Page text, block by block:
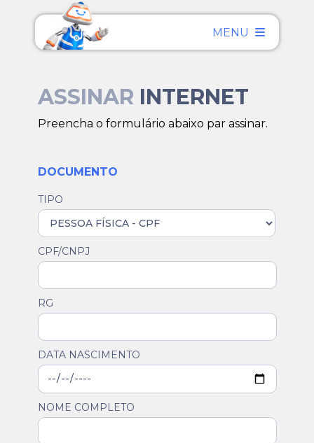
MENU
ASSINAR INTERNET
Preencha o formulário abaixo par assinar.
DOCUMENTO
TIPO
CPF/CNPJ
RG
DATA NASCIMENTO
NOME COMPLETO